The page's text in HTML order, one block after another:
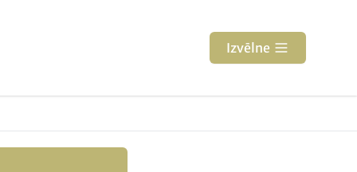
Izvēlne